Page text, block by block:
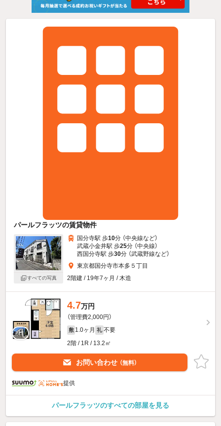
パールフラッツの賃貸物件
すべての写真
国分寺駅 歩10分 （中央線など）
武蔵小金井駅 歩25分 （中央線）
西国分寺駅 歩30分 （武蔵野線など）
東京都国分寺市本多５丁目
2階建 / 19年7ヶ月 / 木造
4.7万円
（管理費2,000円）
敷 1.0ヶ月 礼 不要
2階 / 1R / 13.2㎡
お問い合わせ （無料）
提供
パールフラッツのすべての部屋を見る